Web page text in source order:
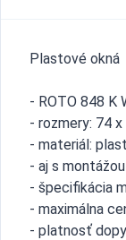
Plastové okná
- ROTO 848 K
- rozmery: 74
- materiál: plast
- aj s montážou
- špecifikácia
- maximálna
- platnosť